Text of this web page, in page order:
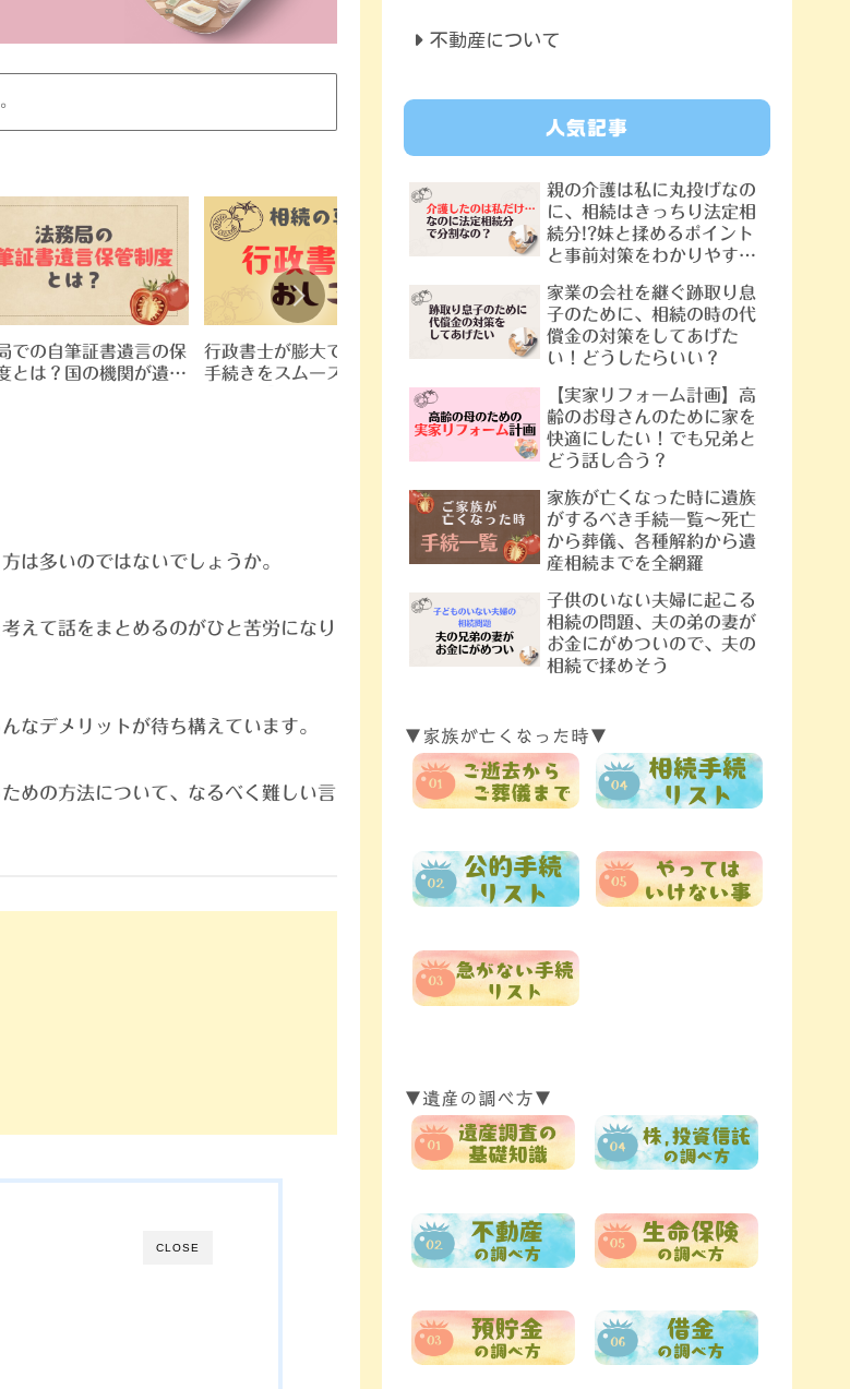
での自筆証書遺言の保
とは？国の機関が遺言
行政書士が膨大で複雑な相続
手続きをスムーズに進めてく
れる！【相続の専門家に相談
【遺留分】ってなに？遺産の
続財産を最低限確保できる仕
組み
は多いのではないでしょうか。
えて話をまとめるのがひと苦労になり
なデメリットが待ち構えています。
めの方法について、なるべく難しい言
CLOSE
不動産について
人気記事
親の介護は私に丸投げなの
に、相続はきっちり法定相
続分!?妹と揉めるポイント
と事前対策をわかりやすく
家業の会社を継ぐ跡取り息
子のために、相続の時の代
償金の対策をしてあげた
い！どうしたらいい？
【実家リフォーム計画】高
齢のお母さんのために家を
快適にしたい！でも兄弟と
どう話し合う？
家族が亡くなった時に遺族
がするべき手続一覧～死亡
から葬儀、各種解約から遺
産相続までを全網羅
子供のいない夫婦に起こる
相続の問題、夫の弟の妻が
お金にがめついので、夫の
相続で揉めそう
▼家族が亡くなった時▼
▼遺産の調べ方▼